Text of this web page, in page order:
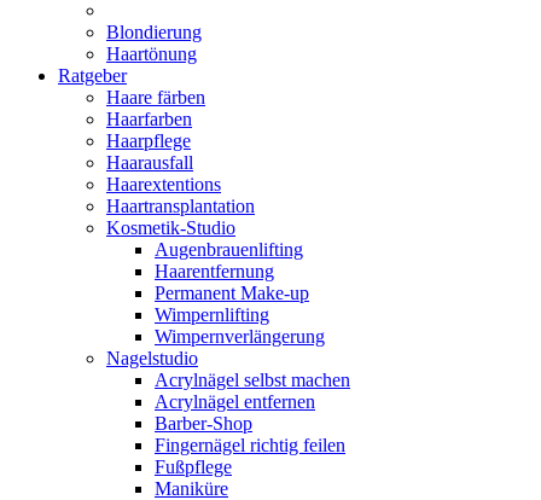
Blondierung
Haartönung
Ratgeber
Haare färben
Haarfarben
Haarpflege
Haarausfall
Haarextentions
Haartransplantation
Kosmetik-Studio
Augenbrauenlifting
Haarentfernung
Permanent Make-up
Wimpernlifting
Wimpernverlängerung
Nagelstudio
Acrylnägel selbst machen
Acrylnägel entfernen
Barber-Shop
Fingernägel richtig feilen
Fußpflege
Maniküre